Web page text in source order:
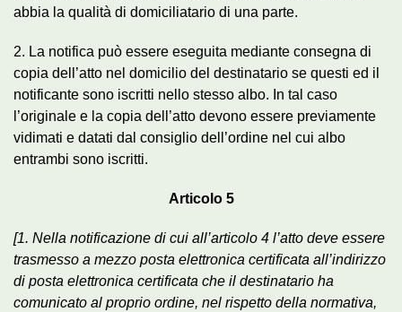
abbia la qualità di domiciliatario di una parte.
2. La notifica può essere eseguita mediante consegna di
copia dell’atto nel domicilio del destinatario se questi ed il
notificante sono iscritti nello stesso albo. In tal caso
l’originale e la copia dell’atto devono essere previamente
vidimati e datati dal consiglio dell’ordine nel cui albo
entrambi sono iscritti.
Articolo 5
[1. Nella notificazione di cui all’articolo 4 l’atto deve essere
trasmesso a mezzo posta elettronica certificata all’indirizzo
di posta elettronica certificata che il destinatario ha
comunicato al proprio ordine, nel rispetto della normativa,